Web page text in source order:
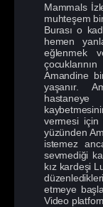
Mammals
muhteşem
Burası o
hemen
eğlenmek
Amandine
yaşanır.
vermesi için
yüzünden
istemez
sevmediği
kız kardeşi
etmeye
Video